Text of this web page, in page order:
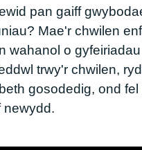
pan gaiff
Mae'r chwilen
wahanol o
trwy'r chwilen,
gosodedig, ond
newydd.